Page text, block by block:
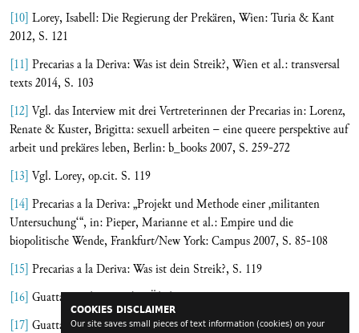
COOKIES DISCLAIMER
Our site saves small pieces of text information (cookies) on your
[10] Lorey, Isabell: Die Regierung der Prekären, Wien: Turia & Kant
2012, S. 121
[11] Precarias a la Deriva: Was ist dein Streik?, Wien et al.: transversal
texts 2014, S. 103
[12] Vgl. das Interview mit drei Vertreterinnen der Precarias in: Lorenz,
Renate & Kuster, Brigitta: sexuell arbeiten – eine queere perspektive auf
arbeit und prekäres leben, Berlin: b_books 2007, S. 259-272
[13] Vgl. Lorey, op.cit. S. 119
[14] Precarias a la Deriva: „Projekt und Methode einer ‚militanten
Untersuchung‘“, in: Pieper, Marianne et al.: Empire und die
biopolitische Wende, Frankfurt/New York: Campus 2007, S. 85-108
[15] Precarias a la Deriva: Was ist dein Streik?, S. 119
[16] Guattari, Félix: Die drei Ökologien, Wien: Passagen 2012
[17] Guattari, Félix: Chaosmose, Wien: Turia & Kant 2014, S. 151 ff.